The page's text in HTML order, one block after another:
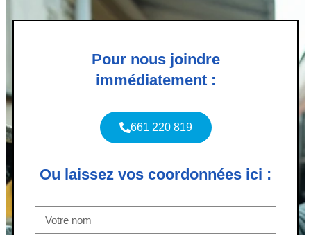
Pour nous joindre
immédiatement :
661 220 819
Ou laissez vos coordonnées ici :